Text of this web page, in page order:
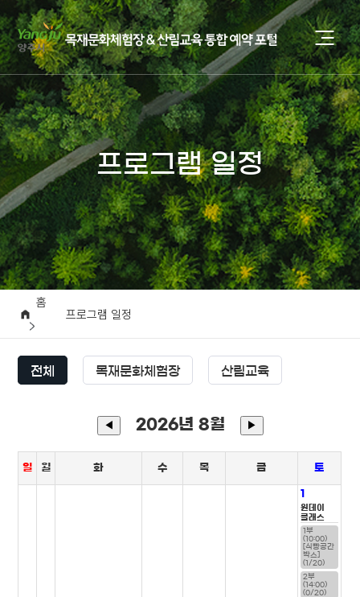
프로그램 일정
홈
프로그램 일정
전체 목재문화체험장 산림교육
◀ 2026년 8월 ▶
일 월 화 수 목 금 토
1
원데이
클래스
1부
(10:00)
[식빵공간
박스]
(1/20)
2부
(14:00)
(0/20)